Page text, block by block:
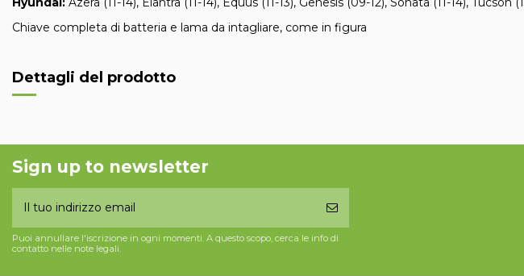
Chiave completa di batteria e lama da intagliare, come in figura
Dettagli del prodotto
Sign up to newsletter
Puoi annullare l'iscrizione in ogni momenti. A questo scopo, cerca le info di
contatto nelle note legali.